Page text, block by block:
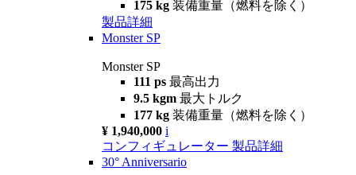
175 kg 装備重量（燃料を除く）
製品詳細
Monster SP
Monster SP
111 ps 最高出力
9.5 kgm 最大トルク
177 kg 装備重量（燃料を除く）
¥ 1,940,000 i
コンフィギュレーター 製品詳細
30° Anniversario